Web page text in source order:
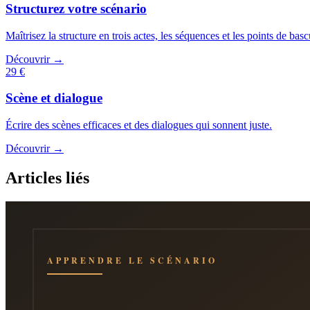
Structurez votre scénario
Maîtrisez la structure en trois actes, les séquences et les points de
Découvrir →
29 €
Scène et dialogue
Écrire des scènes efficaces et des dialogues qui sonnent juste.
Découvrir →
Articles liés